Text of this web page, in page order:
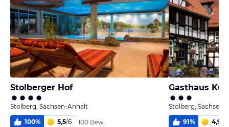
Stolberger Hof
Stolberg, Sachsen-Anhalt
100% 5,5/6 100 Bew.
Gasthaus
Stolberg, Sachsen-
91% 4,9